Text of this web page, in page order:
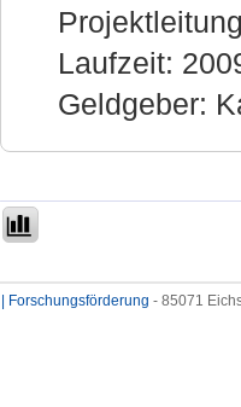
Laufzeit:
Geldgeber:
Forschungsförderung - 85071